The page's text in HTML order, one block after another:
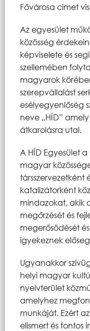
Fővárosa címet
Az egyesület
közösség
képviselete és
szellemében
magyarok
szerepvállalást
esélyegyenlőség
neve „HÍD”
átkarolásra utal.
A HÍD Egyesület
magyar
társszervezetként
katalizátorként
mindazokat, akik
megőrzését és
megerősödését
igyekeznek
Ugyanakkor
helyi magyar
nyelvterület
amelyhez
munkáját. Ezért
elismert és fontos